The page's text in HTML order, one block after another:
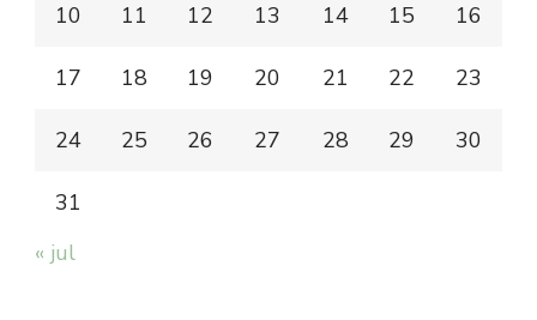
10 11 12 13 14 15 16
17 18 19 20 21 22 23
24 25 26 27 28 29 30
31
« jul